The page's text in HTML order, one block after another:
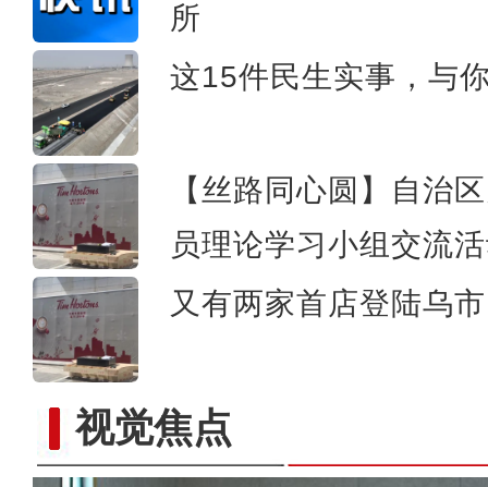
所
这15件民生实事，与
【丝路同心圆】自治
员理论学习小组交流
又有两家首店登陆乌
视觉焦点
新疆库车现代农业科创中心
新疆铁路双口岸通行